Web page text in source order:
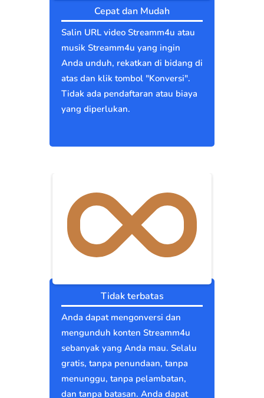
Cepat dan Mudah
Salin URL video Streamm4u atau
musik Streamm4u yang ingin
Anda unduh, rekatkan di bidang di
atas dan klik tombol "Konversi".
Tidak ada pendaftaran atau biaya
yang diperlukan.
Tidak terbatas
Anda dapat mengonversi dan
mengunduh konten Streamm4u
sebanyak yang Anda mau. Selalu
gratis, tanpa penundaan, tanpa
menunggu, tanpa pelambatan,
dan tanpa batasan. Anda dapat